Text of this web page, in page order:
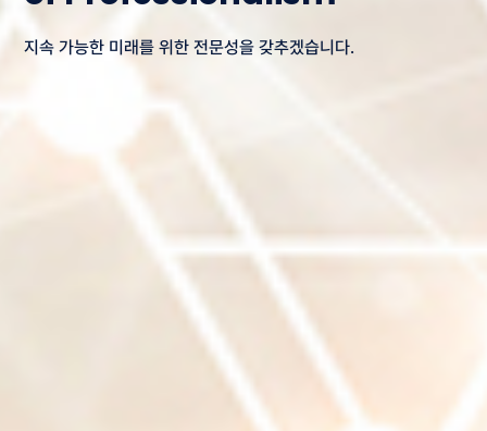
지속 가능한 미래를 위한 전문성을 갖추겠습니다.